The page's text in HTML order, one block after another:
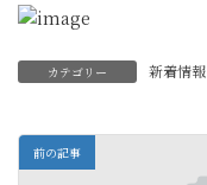
カテゴリー 新着情報
前の記事